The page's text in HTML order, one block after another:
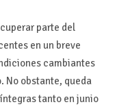
parte del
en un breve
cambiantes
No obstante, queda
tanto en junio